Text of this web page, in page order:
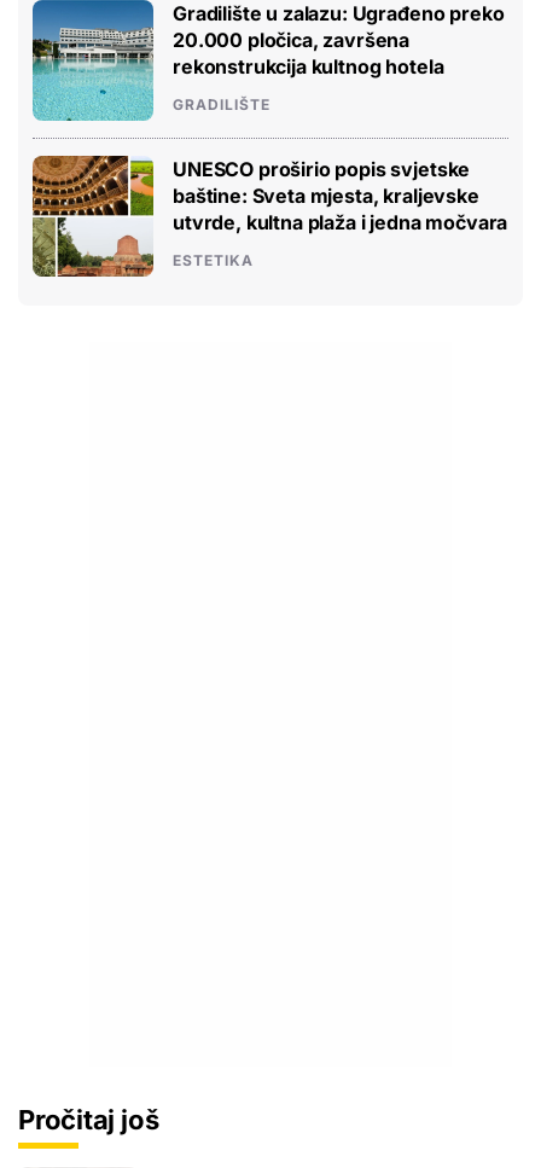
Gradilište u zalazu: Ugrađeno preko
20.000 pločica, završena
rekonstrukcija kultnog hotela
GRADILIŠTE
UNESCO proširio popis svjetske
baštine: Sveta mjesta, kraljevske
utvrde, kultna plaža i jedna močvara
ESTETIKA
Pročitaj još